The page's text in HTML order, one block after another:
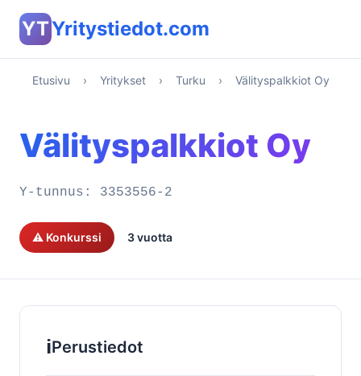
YTYritystiedot.com
Etusivu › Yritykset › Turku › Välityspalkkiot Oy
Välityspalkkiot Oy
Y-tunnus: 3353556-2
⚠️ Konkurssi 3 vuotta
ℹ️Perustiedot